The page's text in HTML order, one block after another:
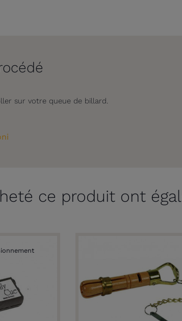
sur votre queue de billard.
ce produit ont